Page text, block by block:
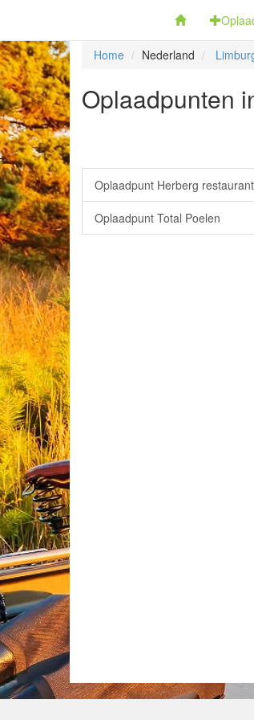
Home Nederland
Oplaadpunten
Oplaadpunt Herberg
Oplaadpunt Total Poelen